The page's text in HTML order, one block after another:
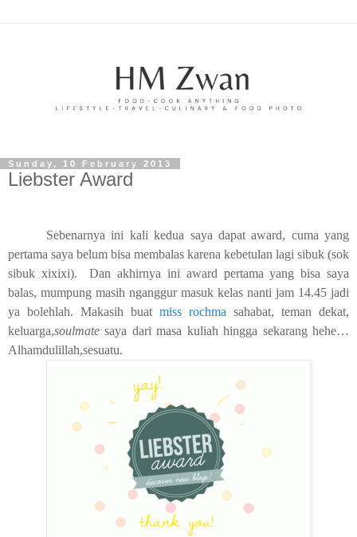
Sunday, 10 February 2013
Liebster Award
Sebenarnya ini kali kedua saya dapat award, cuma yang
pertama saya belum bisa membalas karena kebetulan lagi sibuk (sok
sibuk xixixi).
Dan akhirnya ini award pertama yang bisa saya
balas, mumpung masih nganggur masuk kelas nanti jam 14.45 jadi
ya bolehlah. Makasih buat miss rochma sahabat, teman dekat,
keluarga,soulmate saya dari masa kuliah hingga sekarang hehe…
Alhamdulillah,sesuatu.